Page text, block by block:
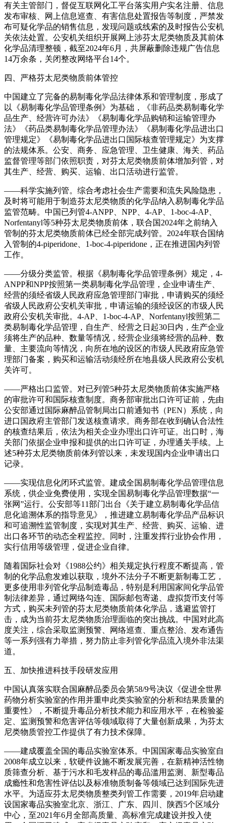
有关主管部门，督促互联网化工平台落实用户实名注册、信息
发布审核、网上信息巡查、有害信息处置报告等制度，严禁发
布可疑化学品的销售信息，发现问题或线索的及时报告公安机
关依法处置。公安机关组织开展网上涉芬太尼类物质及其前体
化学品清理整顿，截至2024年6月，共屏蔽删除违规广告信息
14万余条，关闭整改网络平台14个。
四、严格芬太尼类物质前体管控
中国建立了完备的易制毒化学品法律体系和管理制度，形成了
以《易制毒化学品管理条例》为基础，《非药品类易制毒化学
品生产、经营许可办法》《易制毒化学品购销和运输管理办
法》《药品类易制毒化学品管理办法》《易制毒化学品进出口
管理规定》《易制毒化学品进出口国际核查管理规定》为支撑
的法规体系。公安、商务、应急管理、卫生健康、海关、药品
监督管理等部门依照职责，对芬太尼类物质前体增加列管，对
其生产、经营、购买、运输、出口活动进行监管。
——科学实施列管。综合考虑社会生产需要和流失风险隐患，
及时将可能用于制造芬太尼类物质的化学品纳入易制毒化学品
监管范畴。中国已列管4-ANPP、NPP、4-AP、1-boc-4-AP、
Norfentanyl等5种芬太尼类物质前体，联合国2024年之前纳入
管制的芬太尼类物质前体已经全部完成列管。2024年联合国纳
入管制的4-piperidone、1-boc-4-piperidone，正在推进国内列管
工作。
——分级分类监管。根据《易制毒化学品管理条例》规定，4-
ANPP和NPP按照第一类易制毒化学品管理，企业申请生产、
经营的须经省级人民政府应急管理部门审批，申请购买的须经
省级人民政府公安机关审批，申请运输的须经设区的市级人民
政府公安机关审批。4-AP、1-boc-4-AP、Norfentanyl按照第二
类易制毒化学品管理，自生产、经营之日起30日内，生产企业
须将生产的品种、数量等情况，经营企业须将经营的品种、数
量、主要流向等情况，向所在地的设区的市级人民政府应急管
理部门备案，购买和运输活动须经所在地县级人民政府公安机
关许可。
——严格出口监管。对已列管5种芬太尼类物质前体实施严格
的审批许可和国际核查制度。商务部审批出口许可证前，先由
公安部通过国际麻醉品管制局出口前通知书（PEN）系统，向
进口国政府主管部门发送核查请求。商务部在收到确认合法性
的核查结果后，依法为相关企业办理出口许可证。出口时，海
关部门依据企业申报和提供的出口许可证，办理通关手续。上
述5种芬太尼类物质前体列管以来，未发现国内企业申请出口
记录。
——实现信息化闭环式监管。建成全国易制毒化学品管理信息
系统，供企业免费使用，实现全国易制毒化学品管理数据“一
张网”运行。公安部等11部门出台《关于建立易制毒化学品信
息化追溯体系的指导意见》，推进建立易制毒化学品产品标识
和可追溯性监管制度，实现对其生产、经营、购买、运输、进
出口各环节的动态全程监控。同时，注重发挥行业协会作用，
实行信用等级管理，促进企业自律。
随着国际社会对《1988公约》相关规定执行程度不断提高，管
制的化学品愈发难以获取，境外不法分子不断更新制毒工艺，
更多使用非列管化学品制造毒品，特别是利用国家间化学品管
制法律差异，通过网络勾连、国际邮包寄递、虚拟货币支付等
方式，购买未列管的芬太尼类物质前体化学品，逃避监管打
击，成为当前芬太尼类物质治理面临的突出挑战。中国对此高
度关注，综合采取监测预警、网络巡查、重点整治、发布通告
等一系列强有力举措，努力防止非列管化学品流入境外非法渠
道。
五、加快推进科技手段研发应用
中国认真落实联合国麻醉品委员会第58/9号决议《促进全世界
药物分析实验室的作用并重申此类实验室的分析和结果质量的
重要性》，不断提升毒品分析技术能力和应用水平，在检验鉴
定、监测预警和危害评估等领域取得了大量创新成果，为芬太
尼类物质管控工作提供了有力技术保障。
——建成覆盖全国的毒品实验室体系。中国国家毒品实验室自
2008年成立以来，软硬件设施不断发展完善，在新精神活性物
质筛查分析、基于污水和毛发样品的毒品滥用监测、新型毒品
成瘾性和危害性评估以及标准物质制备等领域已达到国际先进
水平。为适应芬太尼类物质整类列管工作需要，2019年启动建
设国家毒品实验室北京、浙江、广东、四川、陕西5个区域分
中心，至2021年6月全部高质量、高标准完成建设并投入使